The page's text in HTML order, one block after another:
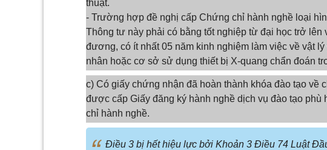
thuật.
- Trường hợp đề nghị cấp Chứng chỉ hành nghề loại
Thông tư này phải có bằng tốt nghiệp từ đại học trở
đương, có ít nhất 05 năm kinh nghiệm làm việc về vật
nhân hoặc cơ sở sử dụng thiết bị X-quang chẩn đoán
c) Có giấy chứng nhận đã hoàn thành khóa đào tạo về
được cấp Giấy đăng ký hành nghề dịch vụ đào tạo
chỉ hành nghề.
Điều 3 bị hết hiệu lực bởi Khoản 3 Điều 74 Luật